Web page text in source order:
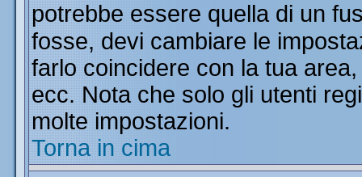
potrebbe essere quella di un
fosse, devi cambiare le
farlo coincidere con la tua
ecc. Nota che solo gli utenti
molte impostazioni.
Torna in cima